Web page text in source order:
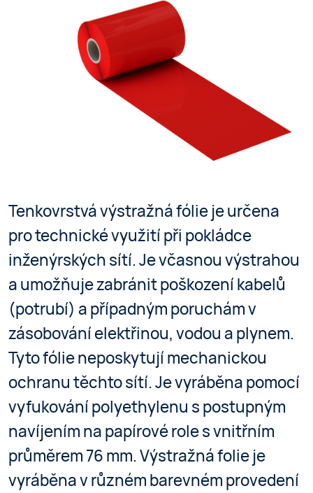
Tenkovrstvá výstražná fólie je určena
pro technické využití při pokládce
inženýrských sítí. Je včasnou výstrahou
a umožňuje zabránit poškození kabelů
(potrubí) a případným poruchám v
zásobování elektřinou, vodou a plynem.
Tyto fólie neposkytují mechanickou
ochranu těchto sítí. Je vyráběna pomocí
vyfukování polyethylenu s postupným
navíjením na papírové role s vnitřním
průměrem 76 mm. Výstražná folie je
vyráběna v různém barevném provedení